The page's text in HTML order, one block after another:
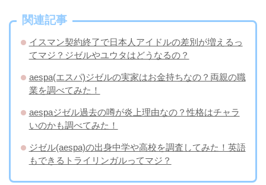
関連記事
イスマン契約終了で日本人アイドルの差別が増えるっ
てマジ？ジゼルやユウタはどうなるの？
aespa(エスパ)ジゼルの実家はお金持ちなの？両親の職
業を調べてみた！
aespaジゼル過去の噂が炎上理由なの？性格はチャラ
いのかも調べてみた！
ジゼル(aespa)の出身中学や高校を調査してみた！英語
もできるトライリンガルってマジ？